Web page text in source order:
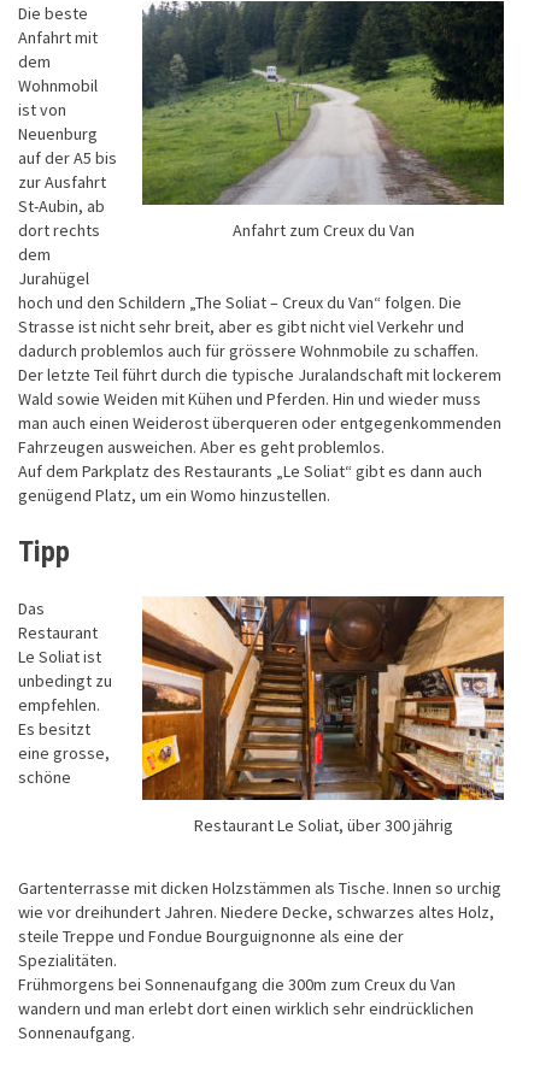
Anfahrt zum Creux du Van
Die beste
Anfahrt mit
dem
Wohnmobil
ist von
Neuenburg
auf der A5 bis
zur Ausfahrt
St-Aubin, ab
dort rechts
dem
Jurahügel
hoch und den Schildern „The Soliat – Creux du Van“ folgen. Die
Strasse ist nicht sehr breit, aber es gibt nicht viel Verkehr und
dadurch problemlos auch für grössere Wohnmobile zu schaffen.
Der letzte Teil führt durch die typische Juralandschaft mit lockerem
Wald sowie Weiden mit Kühen und Pferden. Hin und wieder muss
man auch einen Weiderost überqueren oder entgegenkommenden
Fahrzeugen ausweichen. Aber es geht problemlos.
Auf dem Parkplatz des Restaurants „Le Soliat“ gibt es dann auch
genügend Platz, um ein Womo hinzustellen.
Tipp
Restaurant Le Soliat, über 300 jährig
Das
Restaurant
Le Soliat ist
unbedingt zu
empfehlen.
Es besitzt
eine grosse,
schöne
Gartenterrasse mit dicken Holzstämmen als Tische. Innen so urchig
wie vor dreihundert Jahren. Niedere Decke, schwarzes altes Holz,
steile Treppe und Fondue Bourguignonne als eine der
Spezialitäten.
Frühmorgens bei Sonnenaufgang die 300m zum Creux du Van
wandern und man erlebt dort einen wirklich sehr eindrücklichen
Sonnenaufgang.